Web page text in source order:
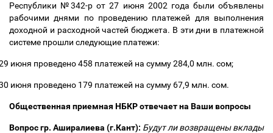
Республики №342-р от 27 июня 2002 года были объявлены
рабочими днями по проведению платежей для выполнения
доходной и расходной частей бюджета. В эти дни в платежной
системе прошли следующие платежи:
июня проведено 458 платежей на сумму 284,0 млн. сом;
июня проведено 179 платежей на сумму 67,9 млн. сом.
Общественная приемная НБКР отвечает на Ваши вопросы
Вопрос гр. Аширалиева (г.Кант): Будут ли возвращены вклады